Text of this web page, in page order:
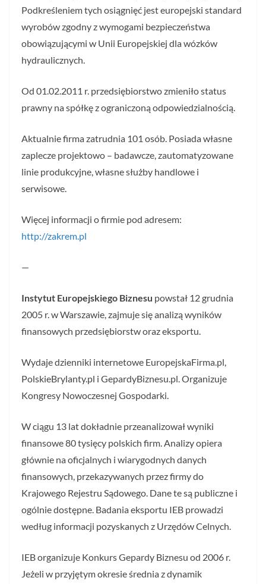
Podkreśleniem tych osiągnięć jest europejski standard
wyrobów zgodny z wymogami bezpieczeństwa
obowiązującymi w Unii Europejskiej dla wózków
hydraulicznych.
Od 01.02.2011 r. przedsiębiorstwo zmieniło status
prawny na spółkę z ograniczoną odpowiedzialnością.
Aktualnie firma zatrudnia 101 osób. Posiada własne
zaplecze projektowo – badawcze, zautomatyzowane
linie produkcyjne, własne służby handlowe i
serwisowe.
Więcej informacji o firmie pod adresem:
http://zakrem.pl
—
Instytut Europejskiego Biznesu powstał 12 grudnia
2005 r. w Warszawie, zajmuje się analizą wyników
finansowych przedsiębiorstw oraz eksportu.
Wydaje dzienniki internetowe EuropejskaFirma.pl,
PolskieBrylanty.pl i GepardyBiznesu.pl. Organizuje
Kongresy Nowoczesnej Gospodarki.
W ciągu 13 lat dokładnie przeanalizował wyniki
finansowe 80 tysięcy polskich firm. Analizy opiera
głównie na oficjalnych i wiarygodnych danych
finansowych, przekazywanych przez firmy do
Krajowego Rejestru Sądowego. Dane te są publiczne i
ogólnie dostępne. Badania eksportu IEB prowadzi
według informacji pozyskanych z Urzędów Celnych.
IEB organizuje Konkurs Gepardy Biznesu od 2006 r.
Jeżeli w przyjętym okresie średnia z dynamik